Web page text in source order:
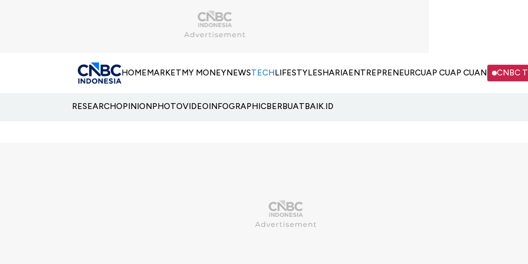
HOMEMARKETMY MONEYNEWSTECHLIFESTYLESHARIAENTREPRENEURCUAP CUAP CUAN CNBC
RESEARCHOPINIONPHOTOVIDEOINFOGRAPHICBERBUATBAIK.ID